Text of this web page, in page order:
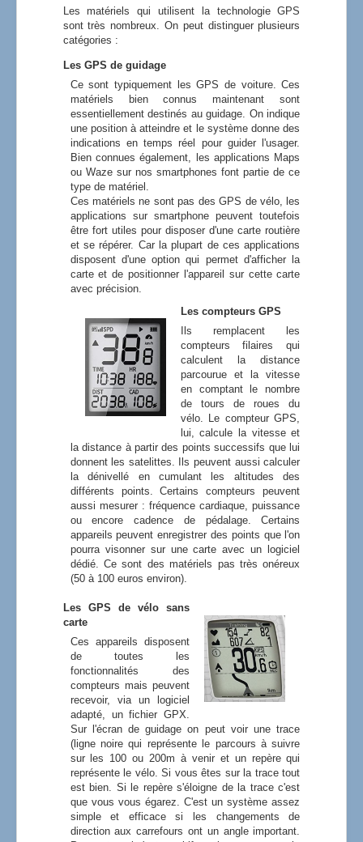
Les matériels qui utilisent la technologie GPS
sont très nombreux. On peut distinguer plusieurs
catégories :
Les GPS de guidage
Ce sont typiquement les GPS de voiture. Ces
matériels bien connus maintenant sont
essentiellement destinés au guidage. On indique
une position à atteindre et le système donne des
indications en temps réel pour guider l'usager.
Bien connues également, les applications Maps
ou Waze sur nos smartphones font partie de ce
type de matériel.
Ces matériels ne sont pas des GPS de vélo, les
applications sur smartphone peuvent toutefois
être fort utiles pour disposer d'une carte routière
et se répérer. Car la plupart de ces applications
disposent d'une option qui permet d'afficher la
carte et de positionner l'appareil sur cette carte
avec précision.
Les compteurs GPS
Ils remplacent les
compteurs filaires qui
calculent la distance
parcourue et la vitesse
en comptant le nombre
de tours de roues du
vélo. Le compteur GPS,
lui, calcule la vitesse et
la distance à partir des points successifs que lui
donnent les satelittes. Ils peuvent aussi calculer
la dénivellé en cumulant les altitudes des
différents points. Certains compteurs peuvent
aussi mesurer : fréquence cardiaque, puissance
ou encore cadence de pédalage. Certains
appareils peuvent enregistrer des points que l'on
pourra visonner sur une carte avec un logiciel
dédié. Ce sont des matériels pas très onéreux
(50 à 100 euros environ).
Les GPS de vélo sans
carte
Ces appareils disposent
de toutes les
fonctionnalités des
compteurs mais peuvent
recevoir, via un logiciel
adapté, un fichier GPX.
Sur l'écran de guidage on peut voir une trace
(ligne noire qui représente le parcours à suivre
sur les 100 ou 200m à venir et un repère qui
représente le vélo. Si vous êtes sur la trace tout
est bien. Si le repère s'éloigne de la trace c'est
que vous vous égarez. C'est un système assez
simple et efficace si les changements de
direction aux carrefours ont un angle important.